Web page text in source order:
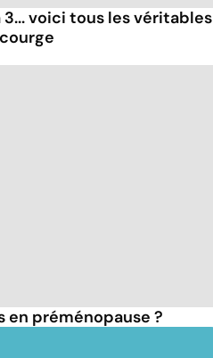
voici tous les véritables
en préménopause ?